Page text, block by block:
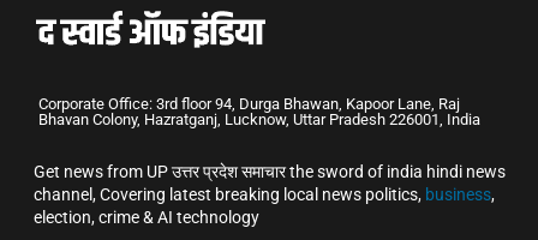
Corporate Office: 3rd floor 94, Durga Bhawan, Kapoor Lane, Raj
Bhavan Colony, Hazratganj, Lucknow, Uttar Pradesh 226001, India
Get news from UP उत्तर प्रदेश समाचार the sword of india hindi news
channel, Covering latest breaking local news politics, business,
election, crime & AI technology